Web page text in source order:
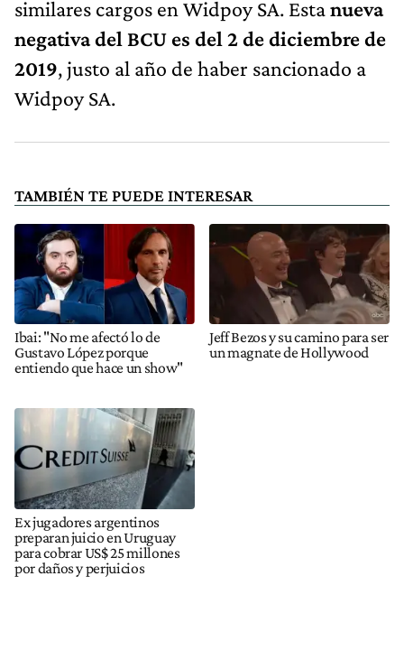
similares cargos en Widpoy SA. Estanueva
negativa del BCU es del 2 de diciembre de
2019, justo al año de haber sancionado a
Widpoy SA.
TAMBIÉN TE PUEDE INTERESAR
Ibai: "No me afectó lo de
Gustavo López porque
entiendo que hace un show"
Jeff Bezos y su camino para ser
un magnate de Hollywood
Ex jugadores argentinos
preparan juicio en Uruguay
para cobrar US$ 25 millones
por daños y perjuicios